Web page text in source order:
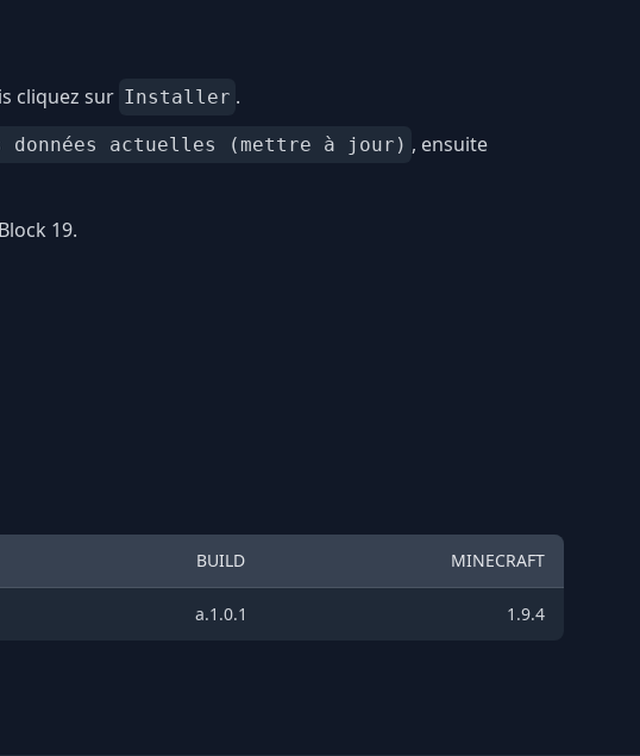
cliquez sur Installer .
actuelles (mettre à jour) , ensuite
19.
BUILD MINECRAFT
a.1.0.1 1.9.4